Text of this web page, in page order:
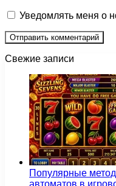
Уведомлять меня о
Свежие записи
Популярные